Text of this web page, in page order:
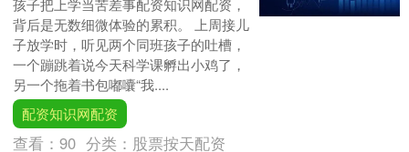
背后是无数细微体验的累积。 上周接儿
子放学时，听见两个同班孩子的吐槽，
一个蹦跳着说今天科学课孵出小鸡了，
另一个拖着书包嘟囔“我....
配资知识网配资
查看：90 分类： 股票按天配资